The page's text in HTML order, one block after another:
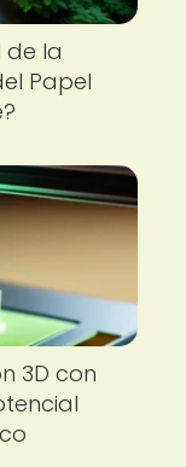
de la
Papel
3D con